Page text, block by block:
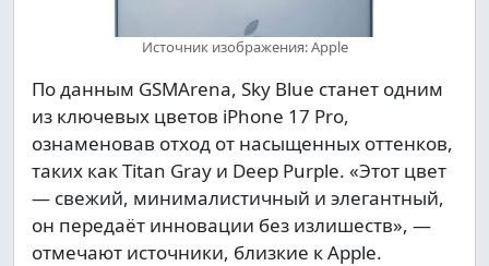
Источник изображения: Apple
По данным GSMArena, Sky Blue станет одним
из ключевых цветов iPhone 17 Pro,
ознаменовав отход от насыщенных оттенков,
таких как Titan Gray и Deep Purple. «Этот цвет
— свежий, минималистичный и элегантный,
он передаёт инновации без излишеств», —
отмечают источники, близкие к Apple.